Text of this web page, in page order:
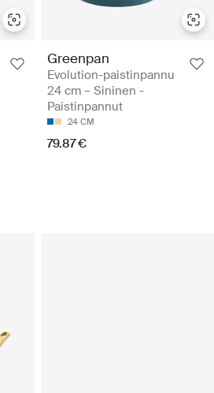
Greenpan
Evolution-paistinpannu
24 cm – Sininen -
Paistinpannut
24 CM
79.87 €